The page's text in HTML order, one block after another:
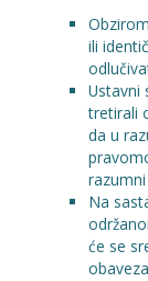
ili
Ustavni
tretirali
da u
Na
će se